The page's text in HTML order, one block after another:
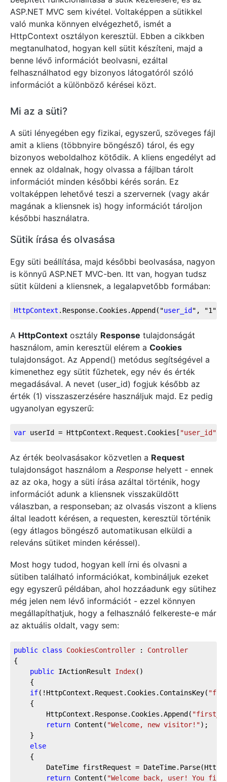
ASP.NET MVC sem kivétel. Voltaképpen a sütikkel
való munka könnyen elvégezhető, ismét a
HttpContext osztályon keresztül. Ebben a cikkben
megtanulhatod, hogyan kell sütit készíteni, majd a
benne lévő információt beolvasni, ezáltal
felhasználhatod egy bizonyos látogatóról szóló
információt a különböző kérései közt.
Mi az a süti?
A süti lényegében egy fizikai, egyszerű, szöveges fájl
amit a kliens (többnyire böngésző) tárol, és egy
bizonyos weboldalhoz kötődik. A kliens engedélyt ad
ennek az oldalnak, hogy olvassa a fájlban tárolt
információt minden későbbi kérés során. Ez
voltaképpen lehetővé teszi a szervernek (vagy akár
magának a kliensnek is) hogy információt tároljon
későbbi használatra.
Sütik írása és olvasása
Egy süti beállítása, majd későbbi beolvasása, nagyon
is könnyű ASP.NET MVC-ben. Itt van, hogyan tudsz
sütit küldeni a kliensnek, a legalapvetőbb formában:
HttpContext .Response.Cookies .Append ("user_id ", "1");
A HttpContext osztály Response tulajdonságát
használom, amin keresztül elérem a Cookies
tulajdonságot. Az Append() metódus segítségével a
kimenethez egy sütit fűzhetek, egy név és érték
megadásával. A nevet (user_id) fogjuk később az
érték (1) visszaszerzésére használjuk majd. Ez pedig
ugyanolyan egyszerű:
var userId = HttpContext.Request.Cookies[ "user_id"
Az érték beolvasásakor közvetlen a Request
tulajdonságot használom a Response helyett - ennek
az az oka, hogy a süti írása azáltal történik, hogy
információt adunk a kliensnek visszaküldött
válaszban, a responseban; az olvasás viszont a kliens
által leadott kérésen, a requesten, keresztül történik
(egy átlagos böngésző automatikusan elküldi a
releváns sütiket minden kéréssel).
Most hogy tudod, hogyan kell írni és olvasni a
sütiben található információkat, kombináljuk ezeket
egy egyszerű példában, ahol hozzáadunk egy sütihez
még jelen nem lévő információt - ezzel könnyen
megállapíthatjuk, hogy a felhasználó felkereste-e már
az aktuális oldalt, vagy sem:
public class CookiesController : Controller
{
public IActionResult Index( )
{
if(!HttpContext.Request.Cookies.ContainsKey(
    {
        HttpContext.Response.Cookies.Append(
return Content( "Welcome, new visitor!");
    }
else
    {
DateTime firstRequest =
return Content( "Welcome back, user! You